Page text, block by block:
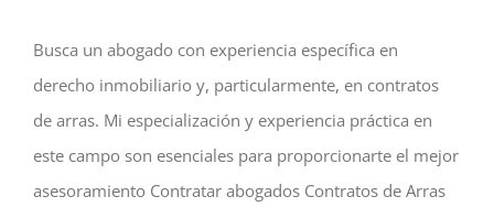
Busca un abogado con experiencia específica en
derecho inmobiliario y, particularmente, en contratos
de arras. Mi especialización y experiencia práctica en
este campo son esenciales para proporcionarte el mejor
asesoramiento Contratar abogados Contratos de Arras